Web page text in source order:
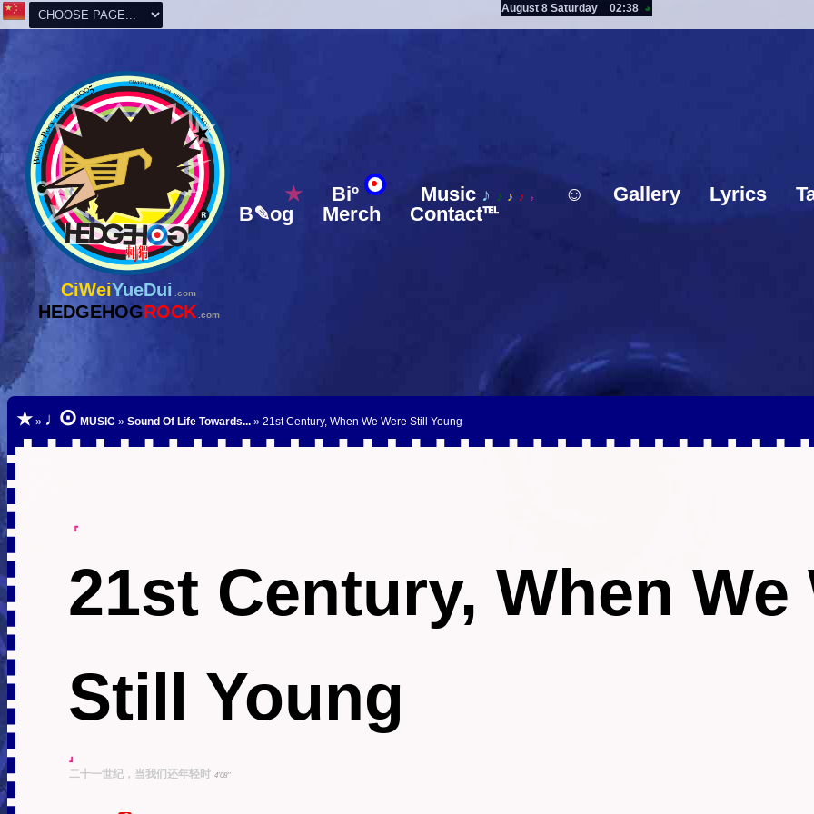
August 8 Saturday 02:38 ◕
CiWeiYueDui .com
HEDGEHOGROCK .com
★ Biº Music ♪ ♪ ♪ ♪ ♪ ☺ Gallery Lyrics
B✎og
Merch Contact℡
★ » ♩⊙ MUSIC » Sound Of Life Towards... » 21st Century, When We Were Still Young
『
21st Century, When We
Still Young
』
二十一世纪，当我们还年轻时 4'08''